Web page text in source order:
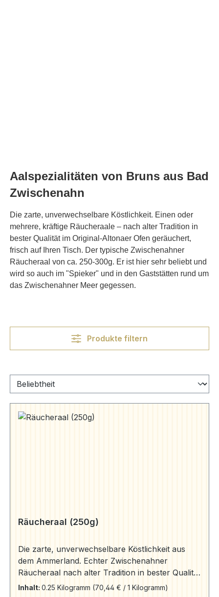
Aalspezialitäten von Bruns aus Bad
Zwischenahn
Die zarte, unverwechselbare Köstlichkeit. Einen oder
mehrere, kräftige Räucheraale – nach alter Tradition in
bester Qualität im Original-Altonaer Ofen geräuchert,
frisch auf Ihren Tisch. Der typische Zwischenahner
Räucheraal von ca. 250-300g. Er ist hier sehr beliebt und
wird so auch im "Spieker" und in den Gaststätten rund um
das Zwischenahner Meer gegessen.
Produkte filtern
Räucheraal (250g)
Die zarte, unverwechselbare Köstlichkeit aus
dem Ammerland. Echter Zwischenahner
Räucheraal nach alter Tradition in bester Qualität
frisch aus dem Rauch auf Ihren Tisch.
Inhalt: 0.25 Kilogramm (70,44 € / 1 Kilogramm)